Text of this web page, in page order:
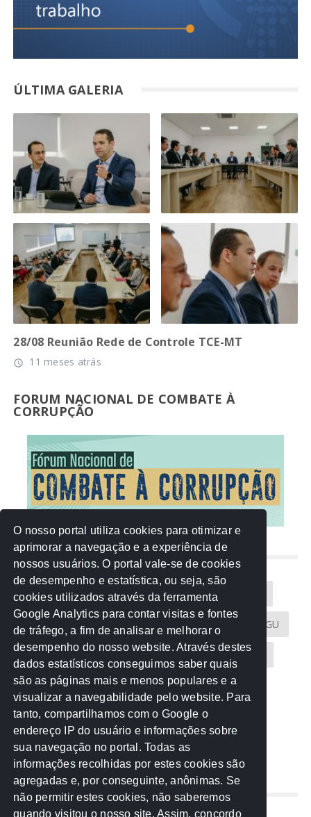
ÚLTIMA GALERIA
28/08 Reunião Rede de Controle TCE-MT
access_time 11 meses atrás
FORUM NACIONAL DE COMBATE À
CORRUPÇÃO
NUVEM DE TAGS
Acontece na Rede AGU AMM
Atricon Audicom CAU-MT CGU
CREA-MT Eventos MPC-MT MPE-MT
MPF Notícias PF PGE-MT PGR
Receita Federal Sem categoria
TCE-MT TCU TRE
REDE NOS ESTADOS
O nosso portal utiliza cookies para otimizar e
aprimorar a navegação e a experiência de
nossos usuários. O portal vale-se de cookies
de desempenho e estatística, ou seja, são
cookies utilizados através da ferramenta
Google Analytics para contar visitas e fontes
de tráfego, a fim de analisar e melhorar o
desempenho do nosso website. Através destes
dados estatísticos conseguimos saber quais
são as páginas mais e menos populares e a
visualizar a navegabilidade pelo website. Para
tanto, compartilhamos com o Google o
endereço IP do usuário e informações sobre
sua navegação no portal. Todas as
informações recolhidas por estes cookies são
agregadas e, por conseguinte, anônimas. Se
não permitir estes cookies, não saberemos
quando visitou o nosso site. Assim, concordo